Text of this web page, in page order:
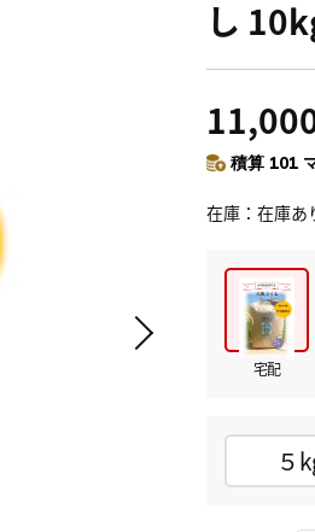
し
積算 101
在庫 在庫あ
宅配
５